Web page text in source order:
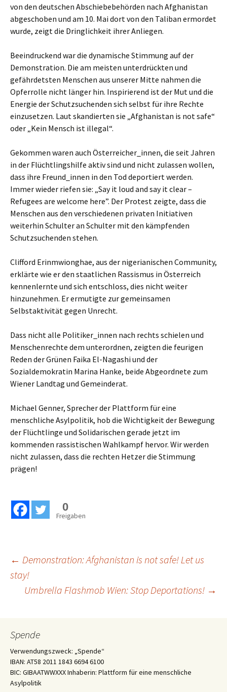
von den deutschen Abschiebebehörden nach Afghanistan
abgeschoben und am 10. Mai dort von den Taliban ermordet
wurde, zeigt die Dringlichkeit ihrer Anliegen.
Beeindruckend war die dynamische Stimmung auf der
Demonstration. Die am meisten unterdrückten und
gefährdetsten Menschen aus unserer Mitte nahmen die
Opferrolle nicht länger hin. Inspirierend ist der Mut und die
Energie der Schutzsuchenden sich selbst für ihre Rechte
einzusetzen. Laut skandierten sie „Afghanistan is not safe“
oder „Kein Mensch ist illegal“.
Gekommen waren auch Österreicher_innen, die seit Jahren
in der Flüchtlingshilfe aktiv sind und nicht zulassen wollen,
dass ihre Freund_innen in den Tod deportiert werden.
Immer wieder riefen sie: „Say it loud and say it clear –
Refugees are welcome here”. Der Protest zeigte, dass die
Menschen aus den verschiedenen privaten Initiativen
weiterhin Schulter an Schulter mit den kämpfenden
Schutzsuchenden stehen.
Clifford Erinmwionghae, aus der nigerianischen Community,
erklärte wie er den staatlichen Rassismus in Österreich
kennenlernte und sich entschloss, dies nicht weiter
hinzunehmen. Er ermutigte zur gemeinsamen
Selbstaktivität gegen Unrecht.
Dass nicht alle Politiker_innen nach rechts schielen und
Menschenrechte dem unterordnen, zeigten die feurigen
Reden der Grünen Faika El-Nagashi und der
Sozialdemokratin Marina Hanke, beide Abgeordnete zum
Wiener Landtag und Gemeinderat.
Michael Genner, Sprecher der Plattform für eine
menschliche Asylpolitik, hob die Wichtigkeit der Bewegung
der Flüchtlinge und Solidarischen gerade jetzt im
kommenden rassistischen Wahlkampf hervor. Wir werden
nicht zulassen, dass die rechten Hetzer die Stimmung
prägen!
0
Freigaben
Beitragsnavigation
← Demonstration: Afghanistan is not safe! Let us
stay!
Umbrella Flashmob Wien: Stop Deportations! →
Spende
Verwendungszweck: „Spende“
IBAN: AT58 2011 1843 6694 6100
BIC: GIBAATWWXXX Inhaberin: Plattform für eine menschliche
Asylpolitik